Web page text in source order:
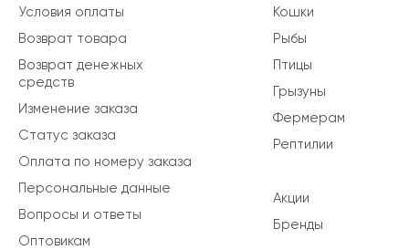
Кошки
Рыбы
Птицы
Грызуны
Фермерам
Рептилии
Акции
Бренды
Условия оплаты
Возврат товара
Возврат денежных
средств
Изменение заказа
Статус заказа
Оплата по номеру заказа
Персональные данные
Вопросы и ответы
Оптовикам